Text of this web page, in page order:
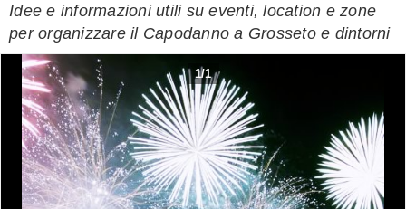
Idee e informazioni utili su eventi, location e zone
per organizzare il Capodanno a Grosseto e dintorni
1/1